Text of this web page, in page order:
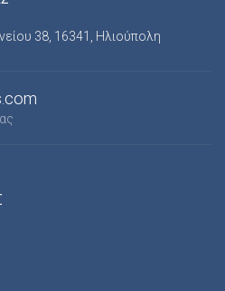
38, 16341, Ηλιούπολη